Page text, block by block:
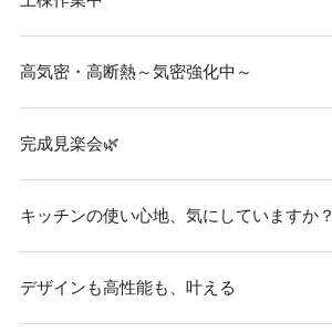
高気密・高断熱～気密強化中～
完成見楽会🌿
キッチンの使い心地、気にしていますか？
デザインも高性能も、叶える